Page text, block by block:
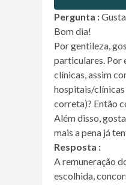
Pergunta :
Bom dia!
Por gentileza,
particulares. Por
clínicas, assim
hospitais/clínicas
correta)? Então
Além disso,
mais a pena já
Resposta :
A remuneração
escolhida,